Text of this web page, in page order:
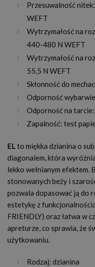
Przesuwalność nitek:
WEFT
Wytrzymałość na
440-480 N WEFT
Wytrzymałość na
55,5 N WEFT
Skłonność do
Odporność
Odporność na
Zapalność: test
ELto miękka dzianina o
diagonalem, która
lekko wełnianym
stonowanych beży i
pozwala dopasować ją do
estetykę z
FRIENDLY) oraz łatwa w
apreturze, co sprawia, że
użytkowaniu.
Rodzaj: dzianina